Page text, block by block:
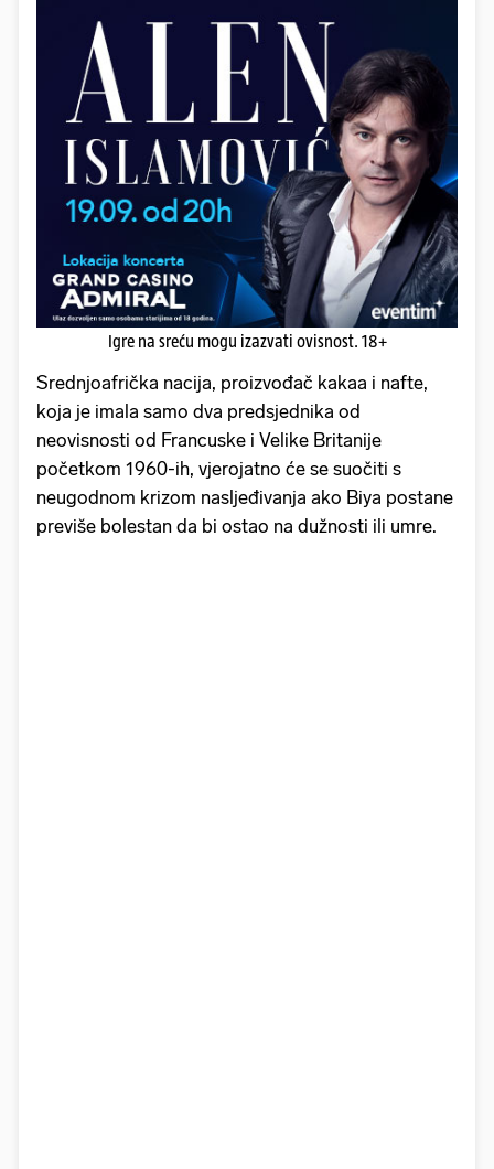
Igre na sreću mogu izazvati ovisnost. 18+
Srednjoafrička nacija, proizvođač kakaa i nafte,
koja je imala samo dva predsjednika od
neovisnosti od Francuske i Velike Britanije
početkom 1960-ih, vjerojatno će se suočiti s
neugodnom krizom nasljeđivanja ako Biya postane
previše bolestan da bi ostao na dužnosti ili umre.